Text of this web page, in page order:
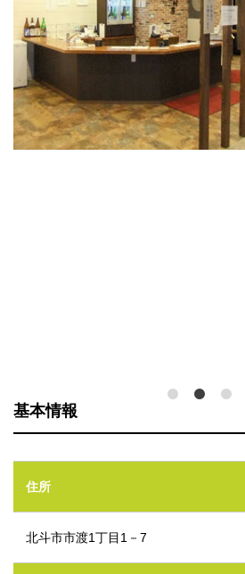
基本情報
住所
北斗市市渡1丁目1－7